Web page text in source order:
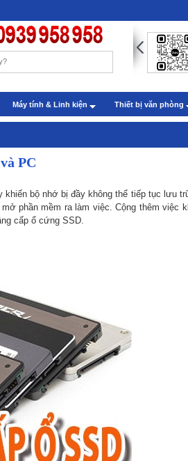
Word với những thao tác đơn
2019
07/2022
Máy tính & Linh kiện Thiết bị văn phòng
PC
bộ nhớ bị đầy không thể tiếp tục lưu
phần mềm ra làm việc. Cộng thêm việc
cấp ổ cứng SSD.